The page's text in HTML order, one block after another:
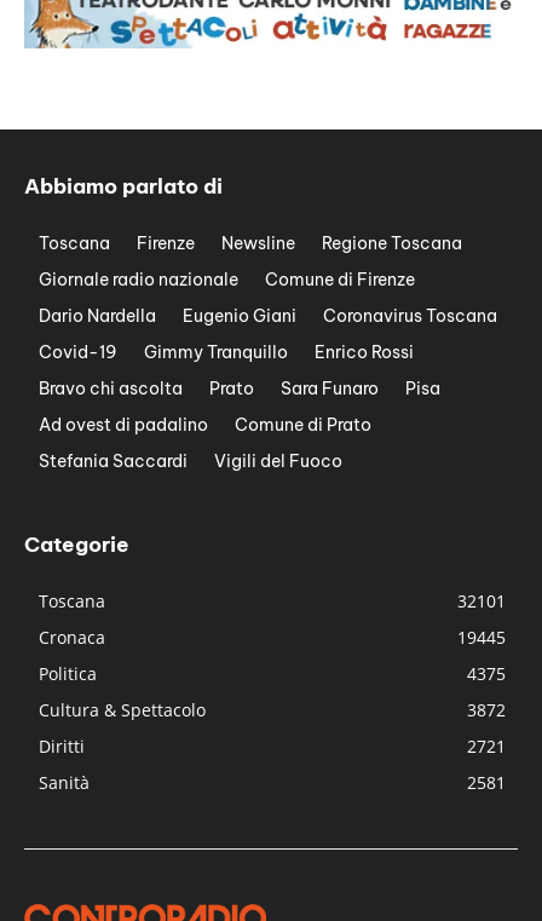
Abbiamo parlato di
Toscana Firenze Newsline
Regione Toscana
Giornale radio nazionale
Comune di Firenze
Dario Nardella
Eugenio Giani
Coronavirus Toscana
Covid-19
Gimmy Tranquillo
Enrico Rossi
Bravo chi ascolta
Prato Sara Funaro
Pisa
Ad ovest di padalino
Comune di Prato
Stefania Saccardi
Vigili del Fuoco
Categorie
Toscana
32101
Cronaca
19445
Politica
4375
Cultura & Spettacolo
3872
Diritti
2721
Sanità
2581